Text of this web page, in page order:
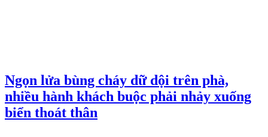
Ngọn lửa bùng cháy dữ dội trên phà,
nhiều hành khách buộc phải nhảy xuống
biển thoát thân